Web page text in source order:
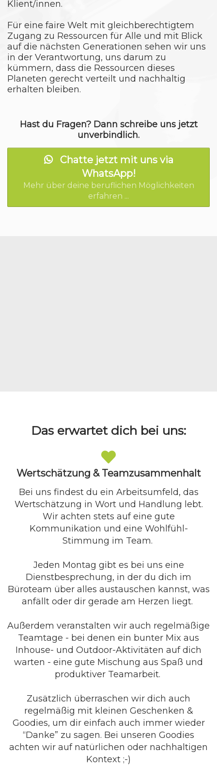
Klient/innen.
Für eine faire Welt mit gleichberechtigtem
Zugang zu Ressourcen für Alle und mit Blick
auf die nächsten Generationen sehen wir uns
in der Verantwortung, uns darum zu
kümmern, dass die Ressourcen dieses
Planeten gerecht verteilt und nachhaltig
erhalten bleiben.
Hast du Fragen? Dann schreibe uns jetzt
unverbindlich.
Chatte jetzt mit uns via
WhatsApp!
Mehr über deine beruflichen Möglichkeiten
erfahren ...
Das erwartet dich bei uns:
Wertschätzung & Teamzusammenhalt
Bei uns findest du ein Arbeitsumfeld, das
Wertschätzung in Wort und Handlung lebt.
Wir achten stets auf eine gute
Kommunikation und eine Wohlfühl-
Stimmung im Team.
Jeden Montag gibt es bei uns eine
Dienstbesprechung, in der du dich im
Büroteam über alles austauschen kannst, was
anfällt oder dir gerade am Herzen liegt.
Außerdem veranstalten wir auch regelmäßige
Teamtage - bei denen ein bunter Mix aus
Inhouse- und Outdoor-Aktivitäten auf dich
warten - eine gute Mischung aus Spaß und
produktiver Teamarbeit.
Zusätzlich überraschen wir dich auch
regelmäßig mit kleinen Geschenken &
Goodies, um dir einfach auch immer wieder
“Danke” zu sagen. Bei unseren Goodies
achten wir auf natürlichen oder nachhaltigen
Kontext ;-)